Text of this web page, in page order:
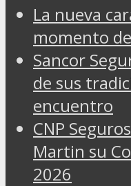
La nueva
momento
Sancor
de sus
encuentro
CNP
Martin su
2026